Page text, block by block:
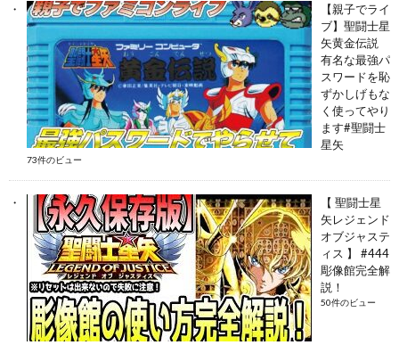
【親子でライ
ブ】聖闘士星
矢黄金伝説
有名な最強パ
スワードを恥
ずかしげもな
く使ってやり
ます#聖闘士
星矢
73件のビュー
【 聖闘士星
矢レジェンド
オブジャステ
ィス 】 #444
彫像館完全解
説！
50件のビュー